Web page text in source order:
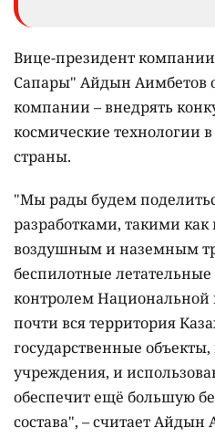
Вице-президент
Сапары" Айдын Аимбетов
компании – внедрять
космические технологии
страны.
"Мы рады будем
разработками, такими
воздушным и наземным
беспилотные
контролем Национальной
почти вся территория
государственные
учреждения, и
обеспечит ещё большую
состава", – считает Айдын